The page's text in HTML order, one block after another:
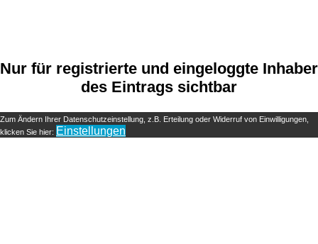
Nur für registrierte und eingeloggte Inhaber
des Eintrags sichtbar
Zum Ändern Ihrer Datenschutzeinstellung, z.B. Erteilung oder Widerruf von Einwilligungen,
klicken Sie hier: Einstellungen